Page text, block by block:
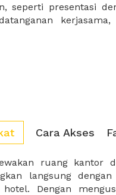
seperti presentasi
Cara Akses
ruang kantor
langsung
Dengan
memadukan